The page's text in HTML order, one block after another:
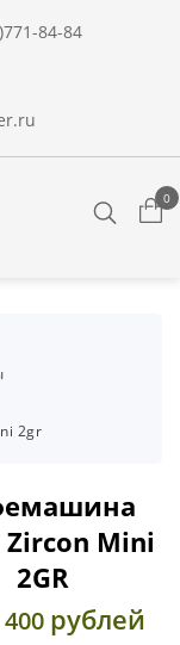
84-84
0
2gr
Zircon Mini
2GR
рублей